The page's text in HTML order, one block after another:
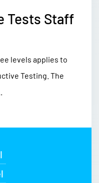
Tests Staff
levels applies to
Testing. The